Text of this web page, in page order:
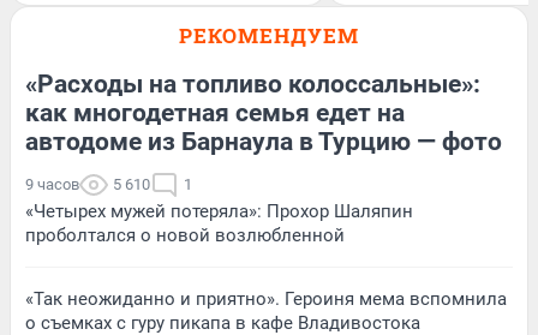
РЕКОМЕНДУЕМ
«Расходы на топливо колоссальные»:
как многодетная семья едет на
автодоме из Барнаула в Турцию — фото
9 часов 5 610 1
«Четырех мужей потеряла»: Прохор Шаляпин
проболтался о новой возлюбленной
«Так неожиданно и приятно». Героиня мема вспомнила
о съемках с гуру пикапа в кафе Владивостока